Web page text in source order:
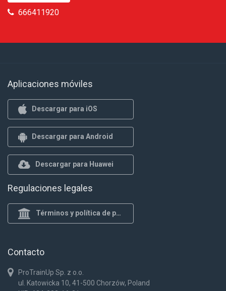
666411920
Aplicaciones móviles
Descargar para iOS
Descargar para Android
Descargar para Huawei
Regulaciones legales
Términos y política de privacidad
Contacto
ProTrainUp Sp. z o.o.
ul. Katowicka 10, 41-500 Chorzów, Poland